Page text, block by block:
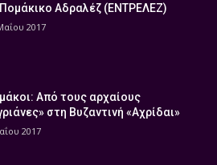
Αδραλέζ (ΕΝΤΡΕΛΕΖ)
2017
Από τους αρχαίους
στη Βυζαντινή «Αχρίδαι»
2017